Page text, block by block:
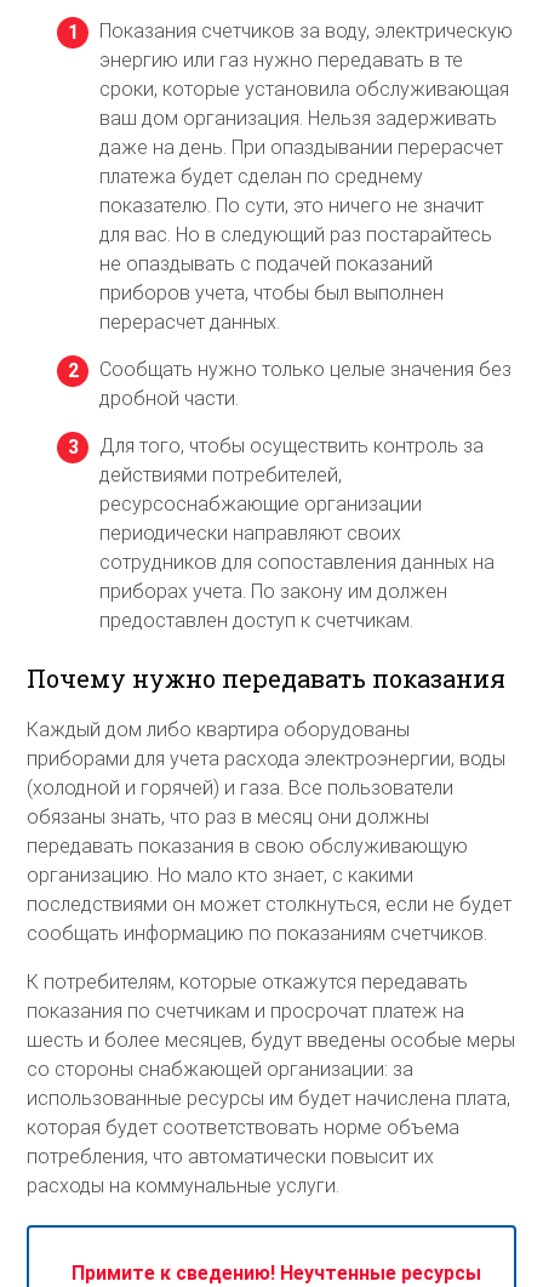
Показания счетчиков за воду, электрическую
энергию или газ нужно передавать в те
сроки, которые установила обслуживающая
ваш дом организация. Нельзя задерживать
даже на день. При опаздывании перерасчет
платежа будет сделан по среднему
показателю. По сути, это ничего не значит
для вас. Но в следующий раз постарайтесь
не опаздывать с подачей показаний
приборов учета, чтобы был выполнен
перерасчет данных.
Сообщать нужно только целые значения без
дробной части.
Для того, чтобы осуществить контроль за
действиями потребителей,
ресурсоснабжающие организации
периодически направляют своих
сотрудников для сопоставления данных на
приборах учета. По закону им должен
предоставлен доступ к счетчикам.
Почему нужно передавать показания
Каждый дом либо квартира оборудованы
приборами для учета расхода электроэнергии, воды
(холодной и горячей) и газа. Все пользователи
обязаны знать, что раз в месяц они должны
передавать показания в свою обслуживающую
организацию. Но мало кто знает, с какими
последствиями он может столкнуться, если не будет
сообщать информацию по показаниям счетчиков.
К потребителям, которые откажутся передавать
показания по счетчикам и просрочат платеж на
шесть и более месяцев, будут введены особые меры
со стороны снабжающей организации: за
использованные ресурсы им будет начислена плата,
которая будет соответствовать норме объема
потребления, что автоматически повысит их
расходы на коммунальные услуги.
Примите к сведению! Неучтенные ресурсы